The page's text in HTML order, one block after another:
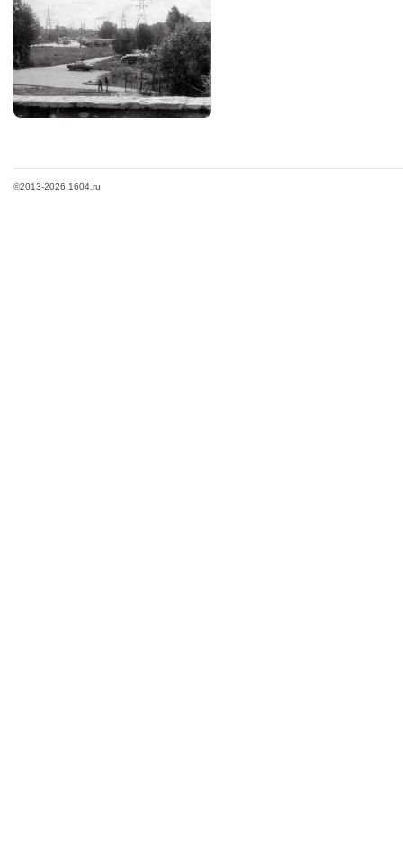
©2013-2026 1604.ru